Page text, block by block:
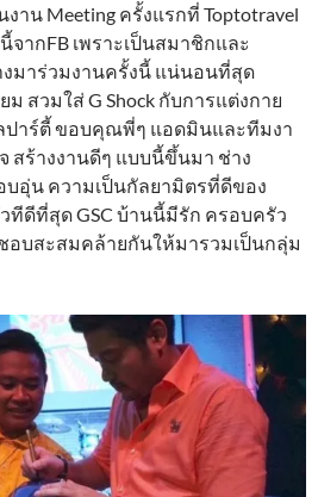
งาน Meeting ครั้งแรกที่ Toptotravel
จากFB เพราะเป็นสมาชิกและ
มาร่วมงานครั้งนี้ แน่นอนที่สุด
สวมใส่ G Shock กับการแต่งกาย
ปาร์ตี้ ขอบคุณพี่ๆ แอดมินและทีมงา
สร้างงานดีๆ แบบนี้ขึ้นมา ช่าง
บอุ่น ความเป็นกัลยามิตรที่ดีของ
ดีที่สุด GSC บ้านนี้มีรัก ครอบครัว
อบสะสมคล้ายกันให้มารวมเป็นกลุ่ม